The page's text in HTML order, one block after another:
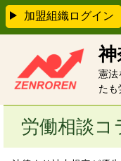
神
憲法
たも
加盟組織ログイン
労働相談コ